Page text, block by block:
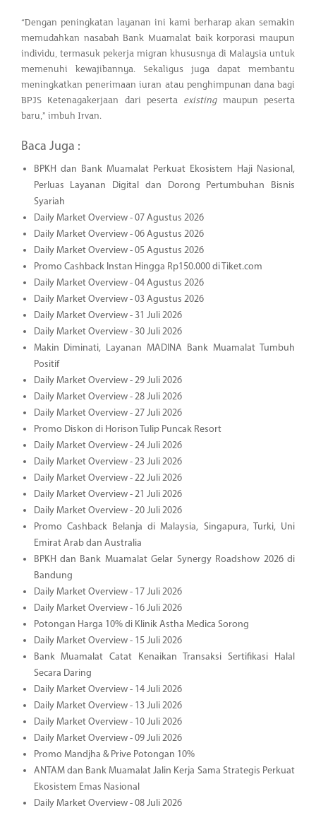
“Dengan peningkatan layanan ini kami berharap akan semakin
memudahkan nasabah Bank Muamalat baik korporasi maupun
individu, termasuk pekerja migran khususnya di Malaysia untuk
memenuhi kewajibannya. Sekaligus juga dapat membantu
meningkatkan penerimaan iuran atau penghimpunan dana bagi
BPJS Ketenagakerjaan dari peserta existingmaupun peserta
baru,” imbuh Irvan.
Baca Juga :
BPKH dan Bank Muamalat Perkuat Ekosistem Haji Nasional,
Perluas Layanan Digital dan Dorong Pertumbuhan Bisnis
Syariah
Daily Market Overview - 07 Agustus 2026
Daily Market Overview - 06 Agustus 2026
Daily Market Overview - 05 Agustus 2026
Promo Cashback Instan Hingga Rp150.000 di Tiket.com
Daily Market Overview - 04 Agustus 2026
Daily Market Overview - 03 Agustus 2026
Daily Market Overview - 31 Juli 2026
Daily Market Overview - 30 Juli 2026
Makin Diminati, Layanan MADINA Bank Muamalat Tumbuh
Positif
Daily Market Overview - 29 Juli 2026
Daily Market Overview - 28 Juli 2026
Daily Market Overview - 27 Juli 2026
Promo Diskon di Horison Tulip Puncak Resort
Daily Market Overview - 24 Juli 2026
Daily Market Overview - 23 Juli 2026
Daily Market Overview - 22 Juli 2026
Daily Market Overview - 21 Juli 2026
Daily Market Overview - 20 Juli 2026
Promo Cashback Belanja di Malaysia, Singapura, Turki, Uni
Emirat Arab dan Australia
BPKH dan Bank Muamalat Gelar Synergy Roadshow 2026 di
Bandung
Daily Market Overview - 17 Juli 2026
Daily Market Overview - 16 Juli 2026
Potongan Harga 10% di Klinik Astha Medica Sorong
Daily Market Overview - 15 Juli 2026
Bank Muamalat Catat Kenaikan Transaksi Sertifikasi Halal
Secara Daring
Daily Market Overview - 14 Juli 2026
Daily Market Overview - 13 Juli 2026
Daily Market Overview - 10 Juli 2026
Daily Market Overview - 09 Juli 2026
Promo Mandjha & Prive Potongan 10%
ANTAM dan Bank Muamalat Jalin Kerja Sama Strategis Perkuat
Ekosistem Emas Nasional
Daily Market Overview - 08 Juli 2026